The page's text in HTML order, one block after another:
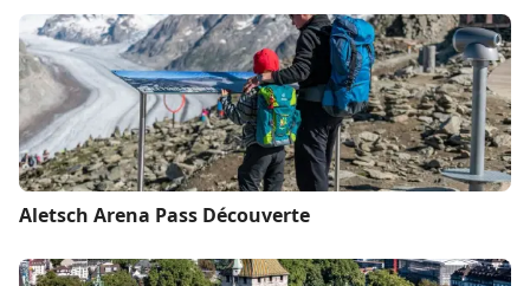
Aletsch Arena Pass Découverte